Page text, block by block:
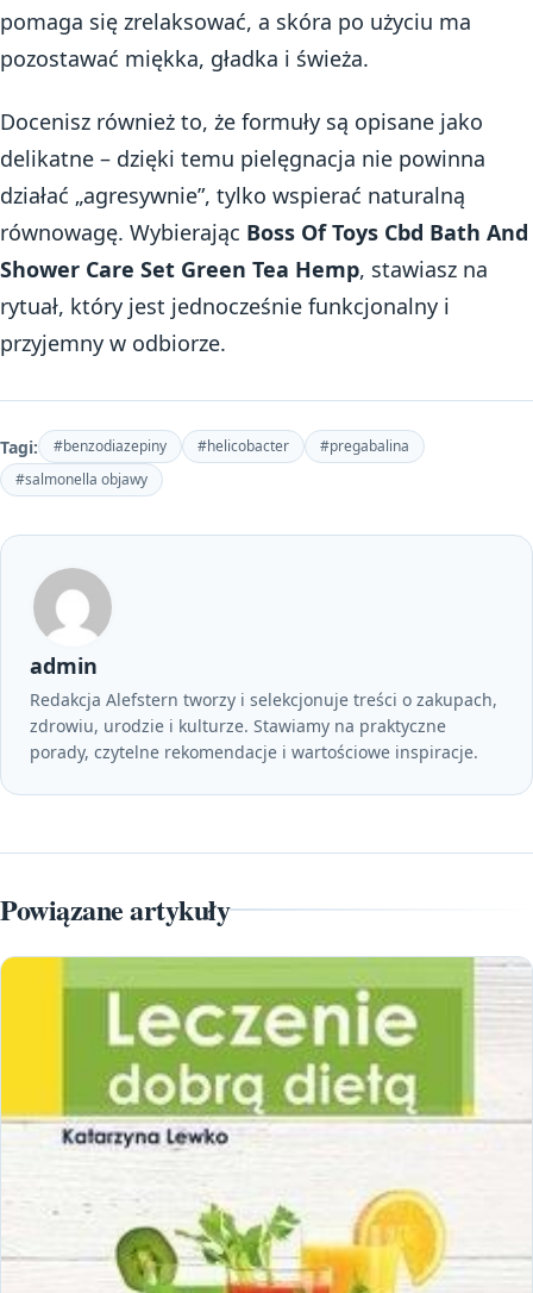
pomaga się zrelaksować, a skóra po użyciu ma
pozostawać miękka, gładka i świeża.
Docenisz również to, że formuły są opisane jako
delikatne – dzięki temu pielęgnacja nie powinna
działać „agresywnie”, tylko wspierać naturalną
równowagę. Wybierając Boss Of Toys Cbd Bath And
Shower Care Set Green Tea Hemp, stawiasz na
rytuał, który jest jednocześnie funkcjonalny i
przyjemny w odbiorze.
Tagi: #benzodiazepiny #helicobacter
#pregabalina
#salmonella objawy
admin
Redakcja Alefstern tworzy i selekcjonuje treści o zakupach,
zdrowiu, urodzie i kulturze. Stawiamy na praktyczne
porady, czytelne rekomendacje i wartościowe inspiracje.
Powiązane artykuły